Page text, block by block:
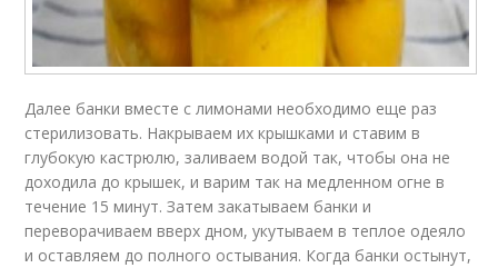
Далее банки вместе с лимонами необходимо еще раз
стерилизовать. Накрываем их крышками и ставим в
глубокую кастрюлю, заливаем водой так, чтобы она не
доходила до крышек, и варим так на медленном огне в
течение 15 минут. Затем закатываем банки и
переворачиваем вверх дном, укутываем в теплое одеяло
и оставляем до полного остывания. Когда банки остынут,